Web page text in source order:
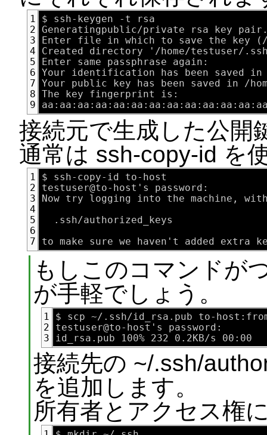
1
2
3
4
5
6
7
8
9
$ ssh-keygen -t rsa
Generatingpublic/private rsa key
Enter file in which to save the key (/
Created directory '/home/testuser/
Enter same passphrase again:
Your identification has been saved
Your public key has been saved in /
The key fingerprint is:
接続元で生成した公開
通常は ssh-copy-id を
1
2
3
4
5
6
7
$ ssh-copy-id to-host
testuser@to-host's password:
Now try logging into the machine,
  .ssh/authorized_keys
もしこのコマンドが
が手軽でしょう。
1
2
3
$ scp ~/.ssh/id_rsa.pub to-
testuser@to-host's password:
接続先の ~/.ssh/
を追加します。
所有者とアクセス権